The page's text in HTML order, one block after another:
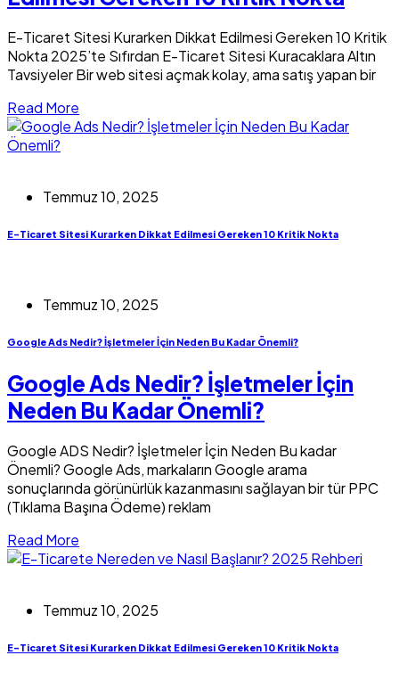
E-Ticaret Sitesi Kurarken Dikkat Edilmesi Gereken 10 Kritik
Nokta 2025’te Sıfırdan E-Ticaret Sitesi Kuracaklara Altın
Tavsiyeler Bir web sitesi açmak kolay, ama satış yapan bir
Read More
Temmuz 10, 2025
E-Ticaret Sitesi Kurarken Dikkat Edilmesi Gereken 10 Kritik Nokta
Temmuz 10, 2025
Google Ads Nedir? İşletmeler İçin Neden Bu Kadar Önemli?
Google Ads Nedir? İşletmeler İçin
Neden Bu Kadar Önemli?
Google ADS Nedir? İşletmeler İçin Neden Bu kadar
Önemli? Google Ads, markaların Google arama
sonuçlarında görünürlük kazanmasını sağlayan bir tür PPC
(Tıklama Başına Ödeme) reklam
Read More
Temmuz 10, 2025
E-Ticaret Sitesi Kurarken Dikkat Edilmesi Gereken 10 Kritik Nokta